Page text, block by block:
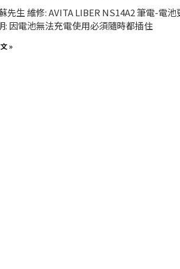
先生 維修: AVITA LIBER NS14A2 筆電-電池
: 因電池無法充電使用必須隨時都插住
»